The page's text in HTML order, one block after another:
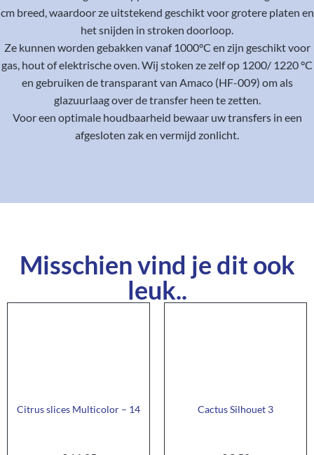
cm breed, waardoor ze uitstekend geschikt voor grotere platen en
het snijden in stroken doorloop.
Ze kunnen worden gebakken vanaf 1000°C en zijn geschikt voor
gas, hout of elektrische oven. Wij stoken ze zelf op 1200/ 1220 °C
en gebruiken de transparant van Amaco (HF-009) om als
glazuurlaag over de transfer heen te zetten.
Voor een optimale houdbaarheid bewaar uw transfers in een
afgesloten zak en vermijd zonlicht.
Misschien vind je dit ook
leuk..
Citrus slices Multicolor – 14 Cactus Silhouet 3